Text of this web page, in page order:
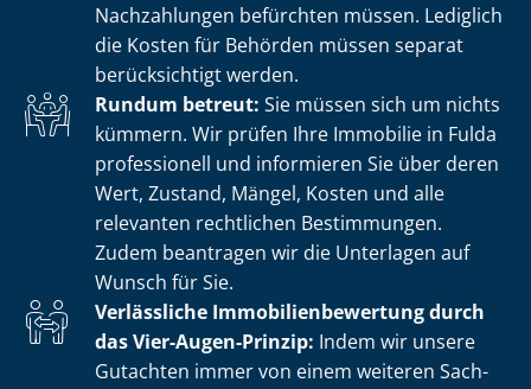
Nachzahlungen befürchten müssen. Lediglich
die Kosten für Behörden müssen separat
berücksichtigt werden.
Rundum betreut: Sie müssen sich um nichts
kümmern. Wir prüfen Ihre Immobilie in Fulda
professionell und informieren Sie über deren
Wert, Zustand, Mängel, Kosten und alle
relevanten rechtlichen Bestimmungen.
Zudem beantragen wir die Unterlagen auf
Wunsch für Sie.
Verlässliche Im­mo­bi­li­en­be­wer­tung durch
das Vier-Augen-Prinzip: Indem wir unsere
Gutachten immer von einem weiteren Sach­